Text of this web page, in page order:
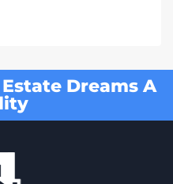
Dreams A